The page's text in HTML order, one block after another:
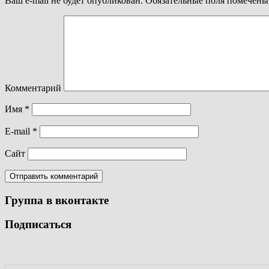
Комментарий
Имя *
E-mail *
Сайт
Группа в вконтакте
Подписаться